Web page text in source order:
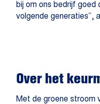
bij om ons bedrijf goed
volgende generaties”,
Over het
Met de groene stroom